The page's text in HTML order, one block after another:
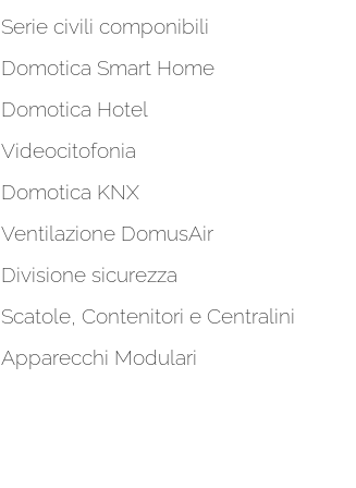
Serie civili componibili
Domotica Smart Home
Domotica Hotel
Videocitofonia
Domotica KNX
Ventilazione DomusAir
Divisione sicurezza
Scatole, Contenitori e Centralini
Apparecchi Modulari